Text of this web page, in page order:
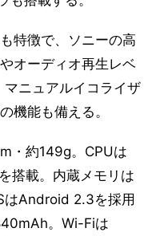
特徴で、ソニーの高
オーディオ再生レベ
ニュアルイコライザ
機能も備える。
・約149g。CPUは
搭載。内蔵メモリは
はAndroid 2.3を採用
。Wi-Fiは